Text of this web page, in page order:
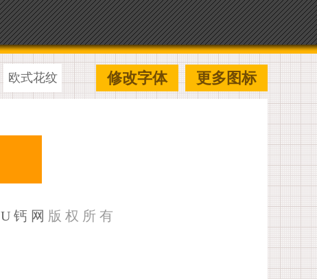
欧式花纹 更多图标
修改字体
U钙网 版权所有